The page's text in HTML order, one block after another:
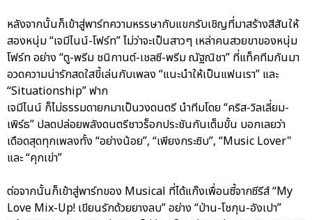
หลังจากนั้นก็เข้าสู่พาร์ทความหรรษากับแขกรับเชิญที่มาสร้างสีสันให้
สองหนุ่ม “เจมีไนน์-โฟร์ท” ไม่ว่าจะเป็นสาวๆ เหล่าคนสวยขาของหนุ่ม
โฟร์ท อย่าง “ตู-พรีม ชนิกานต์-เชลซี-พรีม ณัฐณิชา” ที่แท็คทีมกันมา
อวดความน่ารักสดใสขี้เล่นกับเพลง “แนะนำให้เป็นแฟนเรา” และ
“Situationship” ฟาก
เจมีไนน์ ก็ไม่ธรรมดายกมาเป็นวงดนตรี นำทีมโดย “คริส-วิลเลี่ยม-
เพิร์ธ” ปลดปล่อยพลังดนตรีชาวร็อกประชันกันเต็มขั้น บอกเลยว่า
เดือดสุดทุกเพลงทั้ง “อย่างน้อย”, “เพียงกระซิบ”, “Music Lover"
และ “คุกเข่า”
ต่อจากนั้นก็เข้าสู่พาร์ทของ Musical ที่ได้แก๊งเพื่อนซี้จากซีรีส์ “My
Love Mix-Up! เขียนรักด้วยยางลบ” อย่าง “ป่าน-โชกุน-อังเปา”